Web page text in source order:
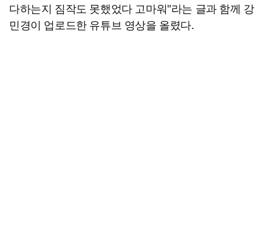
다하는지 짐작도 못했었다 고마워"라는 글과 함께 강
민경이 업로드한 유튜브 영상을 올렸다.